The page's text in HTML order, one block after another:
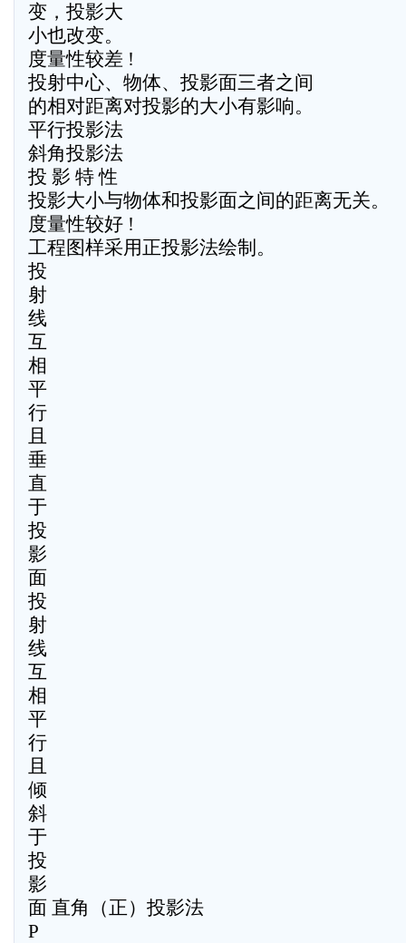
变，投影大
小也改变。
度量性较差 !
投射中心、物体、投影面三者之间
的相对距离对投影的大小有影响。
平行投影法
斜角投影法
投 影 特 性
投影大小与物体和投影面之间的距离无关。
度量性较好 !
工程图样采用正投影法绘制。
投
射
线
互
相
平
行
且
垂
直
于
投
影
面
投
射
线
互
相
平
行
且
倾
斜
于
投
影
面 直角（正）投影法
P